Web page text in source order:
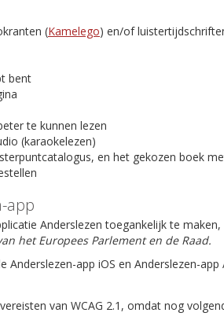
(Kamelego) en/of
bent
te kunnen lezen
(karaokelezen)
en het gekozen boek
app
Anderslezen toegankelijk te
het Europees Parlement en de Raad.
app iOS en Anderslezen-app
van WCAG 2.1, omdat nog